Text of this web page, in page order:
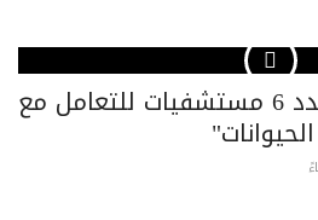
صحة الإسكندرية تحدد 6 مستشفيات للتعامل مع